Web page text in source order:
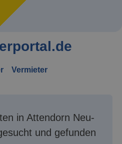
Vermieter
in Attendorn Neu-
und gefunden